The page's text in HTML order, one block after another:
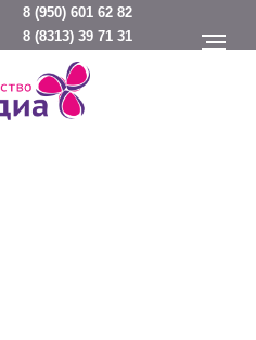
8 (950) 601 62 82
8 (8313) 39 71 31